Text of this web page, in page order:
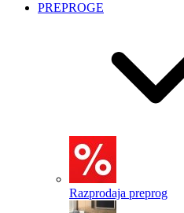
PREPROGE
Razprodaja preprog